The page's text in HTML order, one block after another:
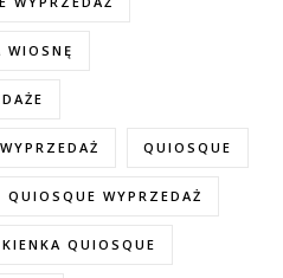
WIOSNĘ
QUIOSQUE
QUIOSQUE WYPRZEDAŻ
QUIOSQUE